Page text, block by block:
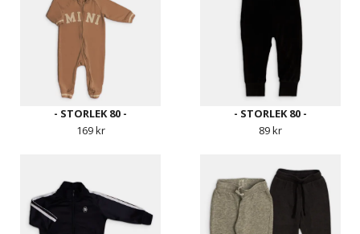
- STORLEK 80 -
169 kr
- STORLEK 80 -
89 kr